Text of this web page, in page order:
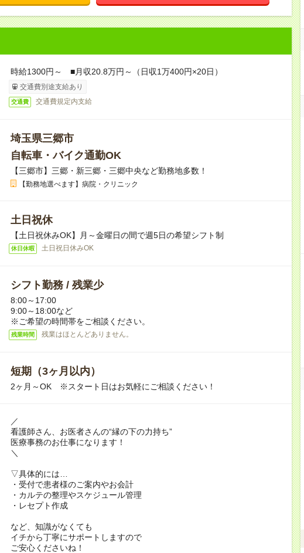
時給1300円～ ■月収20.8万円～（日収1万400円×20日）
交通費別途支給あり
交通費 交通費規定内支給
埼玉県三郷市
自転車・バイク通勤OK
【三郷市】三郷・新三郷・三郷中央など勤務地多数！
【勤務地選べます】病院・クリニック
土日祝休
【土日祝休みOK】月～金曜日の間で週5日の希望シフト制
休日休暇 土日祝日休みOK
シフト勤務 / 残業少
8:00～17:00
9:00～18:00など
※ご希望の時間帯をご相談ください。
残業時間 残業はほとんどありません。
短期（3ヶ月以内）
2ヶ月～OK ※スタート日はお気軽にご相談ください！
／
看護師さん、お医者さんの“縁の下の力持ち”
医療事務のお仕事になります！
＼
▽具体的には…
・受付で患者様のご案内やお会計
・カルテの整理やスケジュール管理
・レセプト作成
など、知識がなくても
イチから丁寧にサポートしますので
ご安心くださいね！